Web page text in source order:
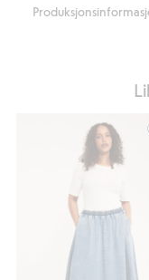
Artikkelnummer : 902858